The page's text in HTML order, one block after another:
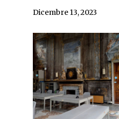
Dicembre 13, 2023